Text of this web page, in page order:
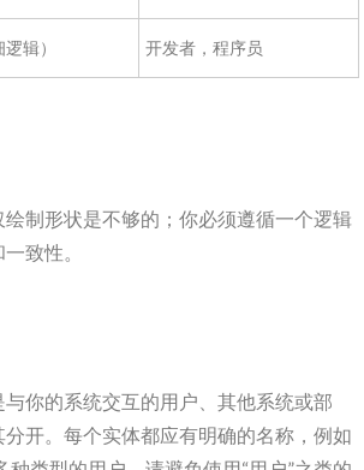
辑） 开发者，程序员
制形状是不够的；你必须遵循一个逻辑
致性。
你的系统交互的用户、其他系统或部
开。每个实体都应有明确的名称，例如